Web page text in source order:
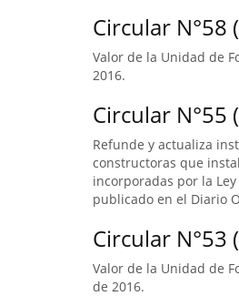
Circular N°58
Valor de la Unidad de
2016.
Circular N°55
Refunde y actualiza
constructoras que
incorporadas por la
publicado en el Diario
Circular N°53
Valor de la Unidad de
de 2016.